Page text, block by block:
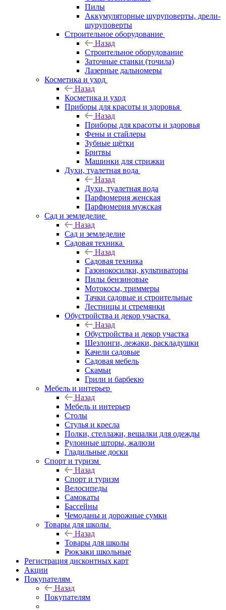
Пилы
Аккумуляторные шуруповерты, дрели-
шуруповерты
Строительное оборудование
Назад
Строительное оборудование
Заточные станки (точила)
Лазерные дальномеры
Косметика и уход
Назад
Косметика и уход
Приборы для красоты и здоровья
Назад
Приборы для красоты и здоровья
Фены и стайлеры
Зубные щётки
Бритвы
Машинки для стрижки
Духи, туалетная вода
Назад
Духи, туалетная вода
Парфюмерия женская
Парфюмерия мужская
Сад и земледелие
Назад
Сад и земледелие
Садовая техника
Назад
Садовая техника
Газонокосилки, культиваторы
Пилы бензиновые
Мотокосы, триммеры
Тачки садовые и строительные
Лестницы и стремянки
Обустройства и декор участка
Назад
Обустройства и декор участка
Шезлонги, лежаки, раскладушки
Качели садовые
Садовая мебель
Скамьи
Грили и барбекю
Мебель и интерьер
Назад
Мебель и интерьер
Столы
Стулья и кресла
Полки, стеллажи, вешалки для одежды
Рулонные шторы, жалюзи
Гладильные доски
Спорт и туризм
Назад
Спорт и туризм
Велосипеды
Самокаты
Бассейны
Чемоданы и дорожные сумки
Товары для школы
Назад
Товары для школы
Рюкзаки школьные
Регистрация дисконтных карт
Акции
Покупателям
Назад
Покупателям